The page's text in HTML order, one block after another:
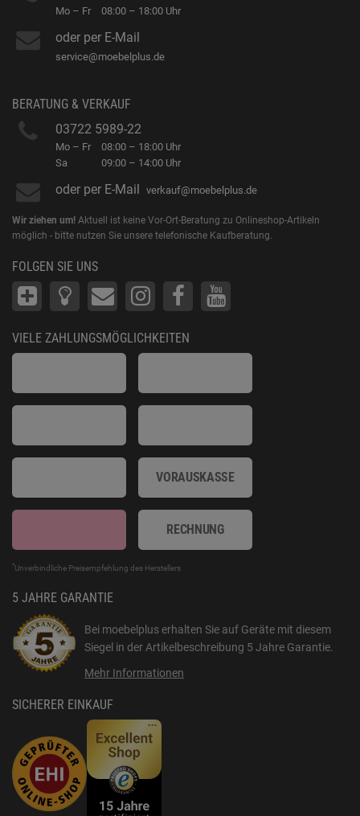
Mo – Fr 08:00 – 18:00 Uhr
oder per E-Mail
service@moebelplus.de
BERATUNG & VERKAUF
03722 5989-22
Mo – Fr
Sa
08:00 – 18:00 Uhr
09:00 – 14:00 Uhr
oder per E-Mail verkauf@moebelplus.de
Wir ziehen um! Aktuell ist keine Vor-Ort-Beratung zu Onlineshop-Artikeln
möglich - bitte nutzen Sie unsere telefonische Kaufberatung.
FOLGEN SIE UNS
VIELE ZAHLUNGSMÖGLICHKEITEN
VORAUSKASSE
RECHNUNG
*Unverbindliche Preisempfehlung des Herstellers
5 JAHRE GARANTIE
Bei moebelplus erhalten Sie auf Geräte mit diesem
Siegel in der Artikelbeschreibung 5 Jahre Garantie.
Mehr Informationen
SICHERER EINKAUF